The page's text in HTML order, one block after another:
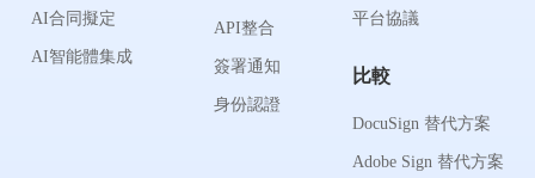
AI合同擬定
AI智能體集成
API整合
簽署通知
身份認證
平台協議
比較
DocuSign 替代方案
Adobe Sign 替代方案